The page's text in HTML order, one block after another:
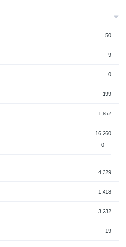
50
9
0
199
1,952
16,260
0
4,329
1,418
3,232
19